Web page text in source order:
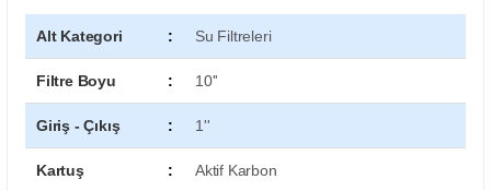
Alt Kategori : Su Filtreleri
Filtre Boyu : 10''
Giriş - Çıkış : 1''
Kartuş : Aktif Karbon